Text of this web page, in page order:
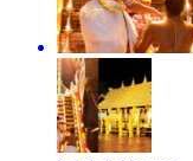
kerala1 day ago